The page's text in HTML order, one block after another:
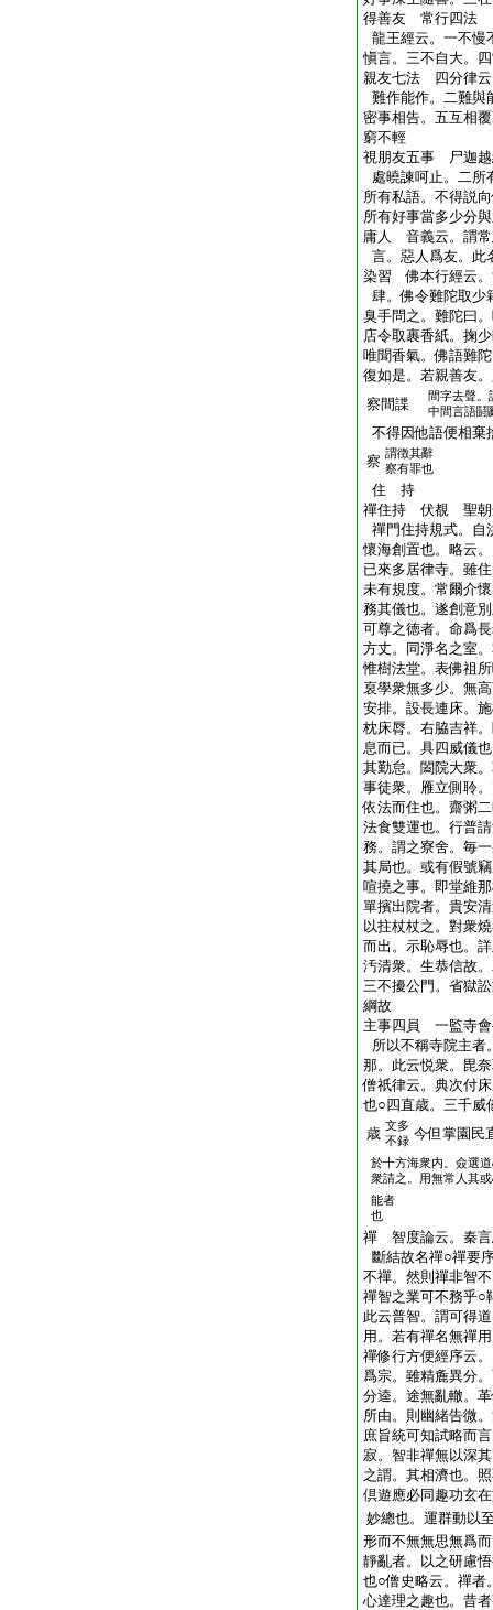
得善友 常行四法
龍王經云。一不慢
愼言。三不自大。
親友七法 四分律云
難作能作。二難與
密事相告。五互相
窮不輕
視朋友五事 尸迦越
處曉諫呵止。二所
所有私語。不得説
所有好事當多少分
庸人 音義云。謂常
言。惡人爲友。此
染習 佛本行經云。
肆。佛令難陀取少
臭手問之。難陀曰
店令取裹香紙。掬
唯聞香氣。佛語難
復如是。若親善友
察間諜
間字去聲。
中間言語鬪
不得因他語便相棄
察 謂徴其辭
察有罪也
住 持
禪住持 伏覩 聖朝
禪門住持規式。自
懷海創置也。略云
已來多居律寺。雖
未有規度。常爾介
務其儀也。遂創意
可尊之徳者。命爲
方丈。同淨名之室
惟樹法堂。表佛祖
裒學衆無多少。無
安排。設長連床。
枕床脣。右脇吉祥
息而已。具四威儀
其勤怠。闔院大衆
事徒衆。雁立側聆
依法而住也。齋粥
法食雙運也。行普
務。謂之寮舍。毎
其局也。或有假號
喧撓之事。即堂維
單擯出院者。貴安
以拄杖杖之。對衆
而出。示恥辱也。
汚清衆。生恭信故
三不擾公門。省獄
綱故
主事四員 一監寺會
所以不稱寺院主者
那。此云悦衆。毘
僧祇律云。典次付
也○四直歳。三千威
歳 文多
不録 今但掌園民
於十方海衆内。僉選
衆請之。用無常人其
能者
也
禪 智度論云。秦言
斷結故名禪○禪要
不禪。然則禪非智
禪智之業可不務乎○
此云普智。謂可得
用。若有禪名無禪
禪修行方便經序云
爲宗。雖精麁異分
分逵。途無亂轍。
所由。則幽緒告微
庶旨統可知試略而
寂。智非禪無以深
之謂。其相濟也。
倶遊應必同趣功玄
妙總也。運群動以
形而不無無思無爲
靜亂者。以之研慮
也○僧史略云。禪者
心達理之趣也。昔